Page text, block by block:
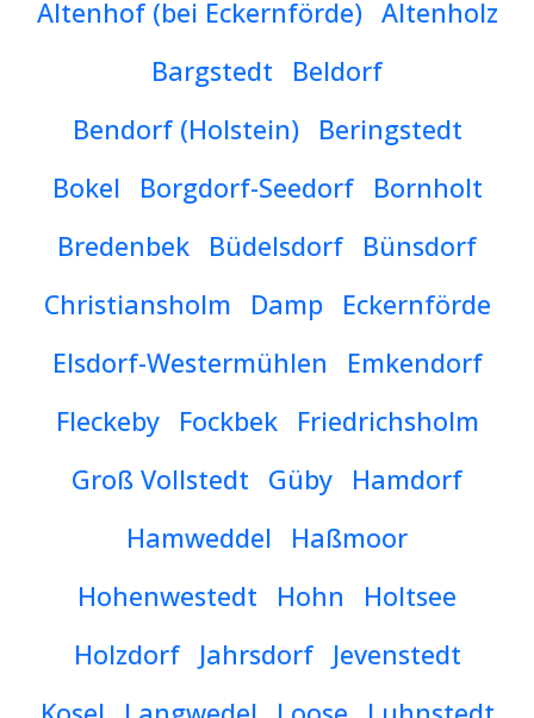
Altenhof (bei Eckernförde) Altenholz
Bargstedt
Beldorf
Bendorf (Holstein)
Beringstedt
Bokel
Borgdorf-Seedorf
Bornholt
Bredenbek
Büdelsdorf
Bünsdorf
Christiansholm
Damp
Eckernförde
Elsdorf-Westermühlen
Emkendorf
Fleckeby
Fockbek
Friedrichsholm
Groß Vollstedt
Güby
Hamdorf
Hamweddel
Haßmoor
Hohenwestedt
Hohn
Holtsee
Holzdorf
Jahrsdorf
Jevenstedt